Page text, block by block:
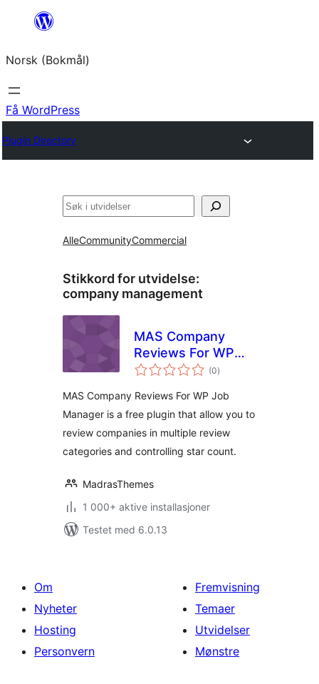
Hopp
innhold
Norsk (Bokmål)
Få WordPress
Plugin Directory
Søk
AlleCommunityCommercial
Stikkord for utvidelse:
company management
MAS Company
Reviews For WP
Job Manager(0totale
vurderinger
)
MAS Company Reviews For WP Job
Manager is a free plugin that allow you to
review companies in multiple review
categories and controlling star count.
MadrasThemes
1 000+ aktive installasjoner
Testet med 6.0.13
Om
Nyheter
Hosting
Personvern
Fremvisning
Temaer
Utvidelser
Mønstre